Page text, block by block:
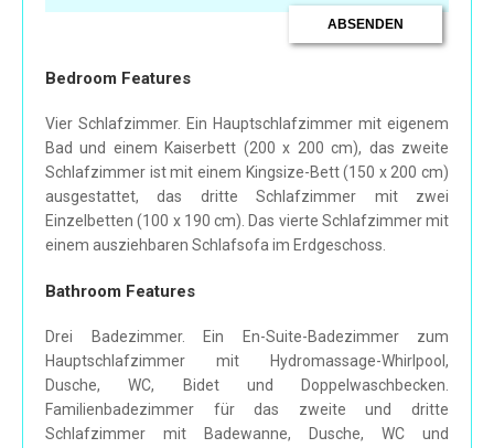
Bedroom Features
Vier Schlafzimmer. Ein Hauptschlafzimmer mit eigenem
Bad und einem Kaiserbett (200 x 200 cm), das zweite
Schlafzimmer ist mit einem Kingsize-Bett (150 x 200 cm)
ausgestattet, das dritte Schlafzimmer mit zwei
Einzelbetten (100 x 190 cm). Das vierte Schlafzimmer mit
einem ausziehbaren Schlafsofa im Erdgeschoss.
Bathroom Features
Drei Badezimmer. Ein En-Suite-Badezimmer zum
Hauptschlafzimmer mit Hydromassage-Whirlpool,
Dusche, WC, Bidet und Doppelwaschbecken.
Familienbadezimmer für das zweite und dritte
Schlafzimmer mit Badewanne, Dusche, WC und